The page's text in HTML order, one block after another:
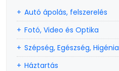
Autó ápolás, felszerelés
Fotó, Video és Optika
Szépség, Egészség, Higénia
Háztartás